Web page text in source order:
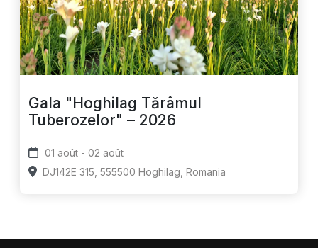
Gala "Hoghilag Tărâmul
Tuberozelor" – 2026
01 août - 02 août
DJ142E 315, 555500 Hoghilag, Romania